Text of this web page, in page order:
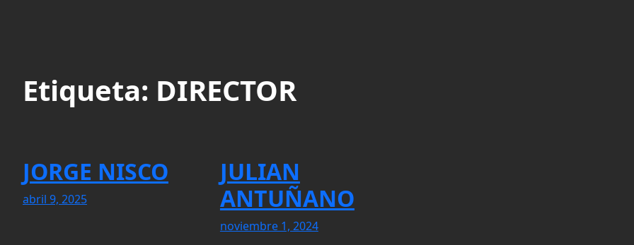
Etiqueta: DIRECTOR
JORGE NISCO
abril 9, 2025
JULIAN
ANTUÑANO
noviembre 1, 2024